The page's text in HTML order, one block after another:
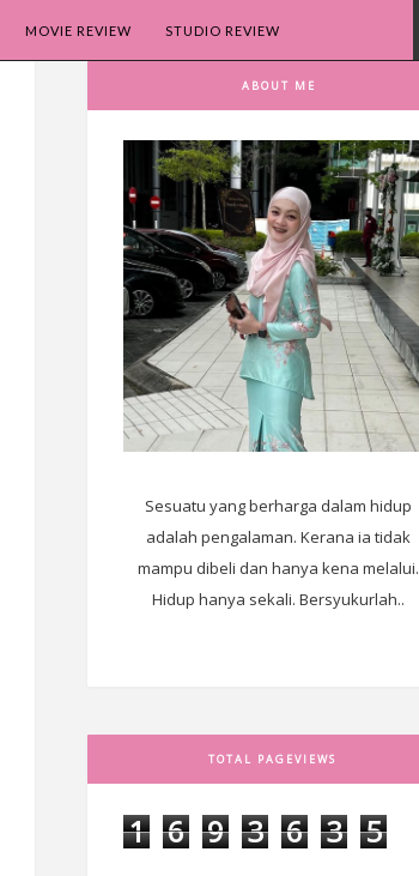
MOVIE REVIEW STUDIO REVIEW
ABOUT ME
Sesuatu yang berharga dalam hidup
adalah pengalaman. Kerana ia tidak
mampu dibeli dan hanya kena melalui.
Hidup hanya sekali. Bersyukurlah..
TOTAL PAGEVIEWS
1 6 9 3 6 3 5